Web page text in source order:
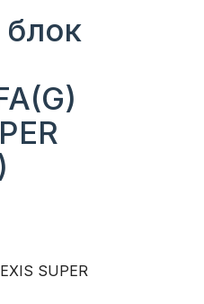
SUPER